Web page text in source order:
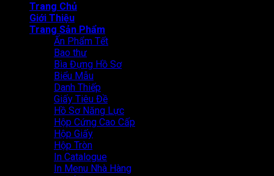
Trang Chủ
Giới Thiệu
Trang Sản Phẩm
Ấn Phẩm Tết
Bao thư
Bìa Đựng Hồ Sơ
Biểu Mẫu
Danh Thiếp
Giấy Tiêu Đề
Hồ Sơ Năng Lực
Hộp Cứng Cao Cấp
Hộp Giấy
Hộp Tròn
In Catalogue
In Menu Nhà Hàng